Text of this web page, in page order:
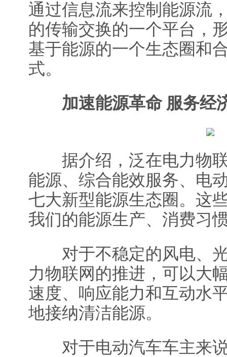
通过信息流来控制能源流
的传输交换的一个平台，
基于能源的一个生态圈和
式。
加速能源革命 服务经
据介绍，泛在电力物联
能源、综合能效服务、电
七大新型能源生态圈。这
我们的能源生产、消费习
对于不稳定的风电、光
力物联网的推进，可以大
速度、响应能力和互动水
地接纳清洁能源。
对于电动汽车车主来说